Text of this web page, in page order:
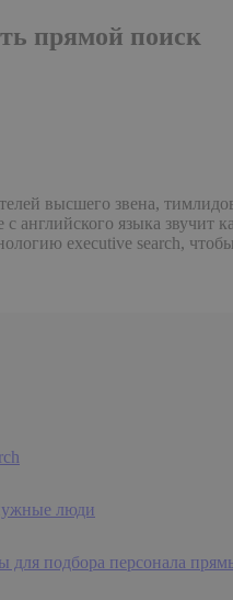
прямой поиск
высшего звена,
английского языка
executive search,
люди
для подбора персонала